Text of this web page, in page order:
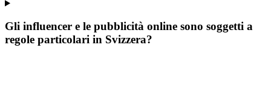
Gli influencer e le pubblicità online sono soggetti a
regole particolari in Svizzera?